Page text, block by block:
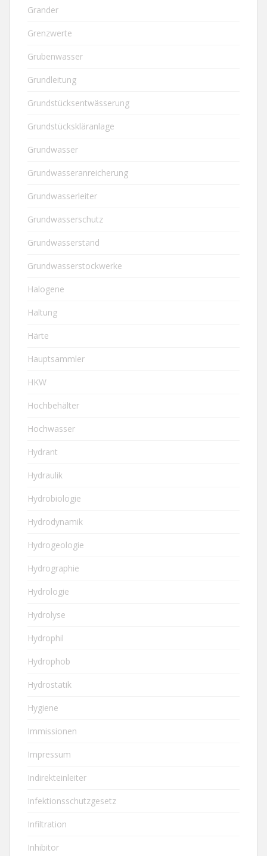
Grander
Grenzwerte
Grubenwasser
Grundleitung
Grundstücksentwässerung
Grundstückskläranlage
Grundwasser
Grundwasseranreicherung
Grundwasserleiter
Grundwasserschutz
Grundwasserstand
Grundwasserstockwerke
Halogene
Haltung
Härte
Hauptsammler
HKW
Hochbehälter
Hochwasser
Hydrant
Hydraulik
Hydrobiologie
Hydrodynamik
Hydrogeologie
Hydrographie
Hydrologie
Hydrolyse
Hydrophil
Hydrophob
Hydrostatik
Hygiene
Immissionen
Impressum
Indirekteinleiter
Infektionsschutzgesetz
Infiltration
Inhibitor